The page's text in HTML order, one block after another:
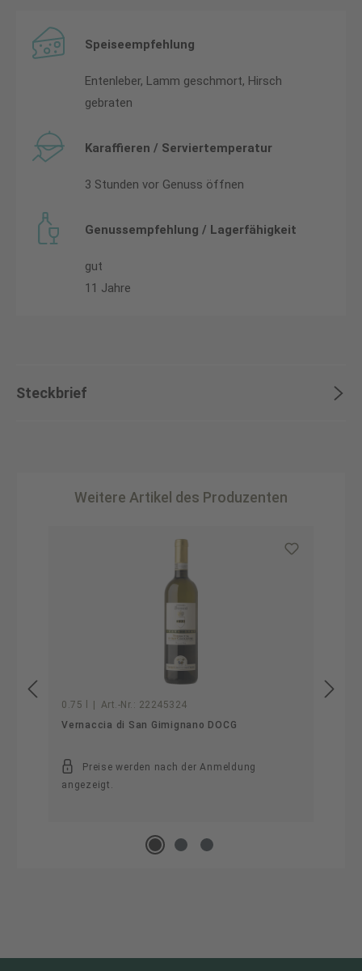
Speiseempfehlung
Entenleber, Lamm geschmort, Hirsch
gebraten
Karaffieren / Serviertemperatur
3 Stunden vor Genuss öffnen
Genussempfehlung / Lagerfähigkeit
gut
11 Jahre
Steckbrief
Weitere Artikel des Produzenten
0.75 l Art.-Nr.: 22245324
Vernaccia di San Gimignano DOCG
Preise werden nach der Anmeldung
angezeigt.